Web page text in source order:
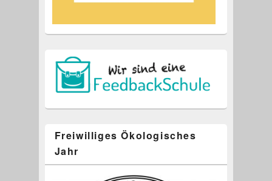
Freiwilliges Ökologisches
Jahr